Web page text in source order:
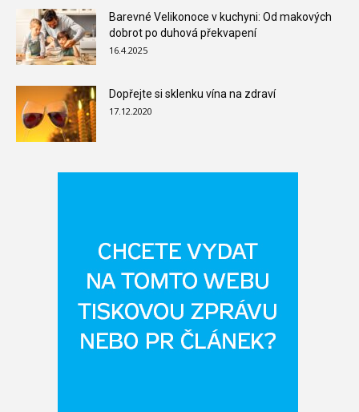
Barevné Velikonoce v kuchyni: Od makových
dobrot po duhová překvapení
16.4.2025
Dopřejte si sklenku vína na zdraví
17.12.2020